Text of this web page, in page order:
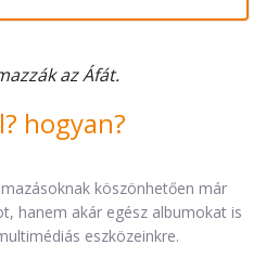
az Áfát.
hogyan?
köszönhetően már
hanem akár egész albumokat is
eszközeinkre.